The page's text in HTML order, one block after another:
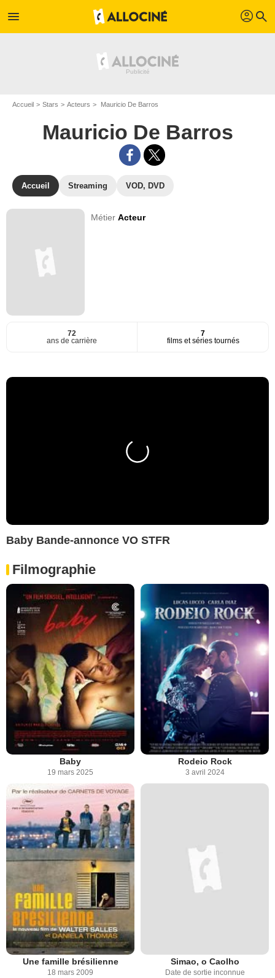
menu profil search
Accueil Stars Acteurs Mauricio De Barros
Mauricio De Barros
Accueil Streaming VOD, DVD
MétierActeur
72
ans de carrière
7
films et séries tournés
Baby Bande-annonce VO STFR
Filmographie
Baby
19 mars 2025
Rodeio Rock
3 avril 2024
Une famille brésilienne
18 mars 2009
Simao, o Caolho
Date de sortie inconnue